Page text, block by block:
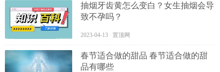
抽烟牙齿黄怎么变白？女生抽烟会导
致不孕吗？
2023-04-13 置顶网
春节适合做的甜品 春节适合做的甜
品有哪些